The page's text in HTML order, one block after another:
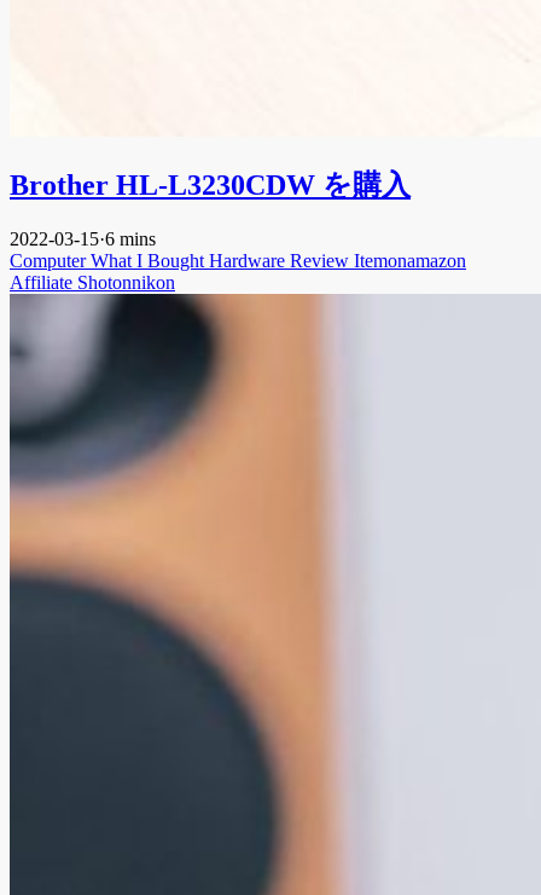
Brother HL-L3230CDW を購入
2022-03-15·6 mins
ComputerWhat I Bought Hardware Review Itemonamazon
Affiliate Shotonnikon